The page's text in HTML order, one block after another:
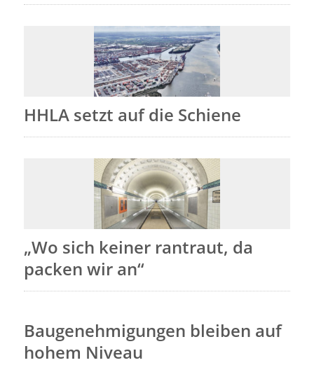
HHLA setzt auf die Schiene
„Wo sich keiner rantraut, da
packen wir an“
Baugenehmigungen bleiben auf
hohem Niveau